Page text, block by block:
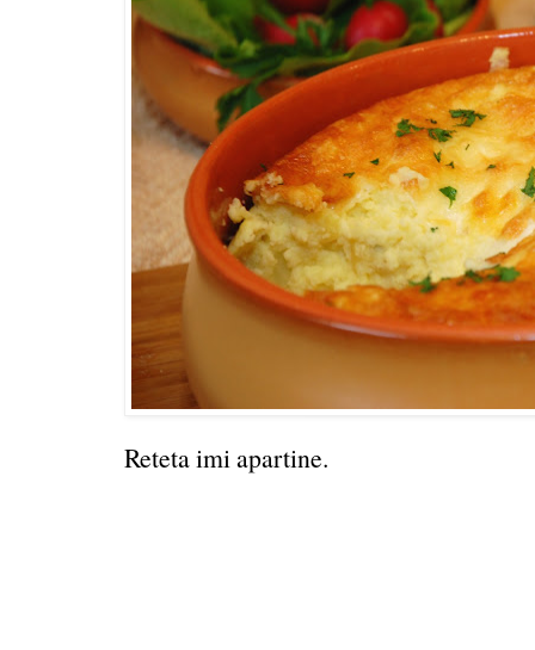
Reteta imi apartine.